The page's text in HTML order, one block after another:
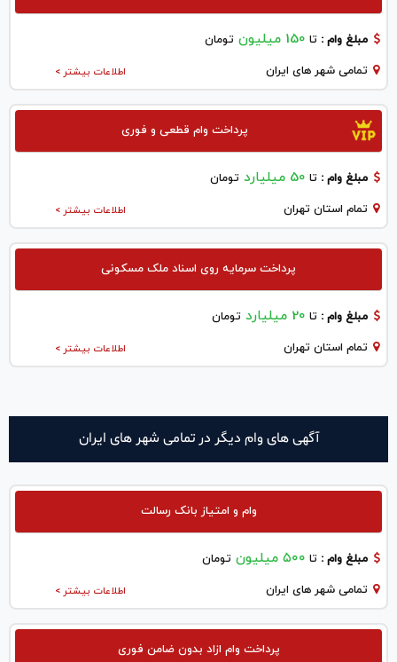
مبلغ وام : تا 150 میلیون تومان
اطلاعات بیشتر > تمامی شهر های ایران
پرداخت وام قطعی و فوری
مبلغ وام : تا 50 میلیارد تومان
اطلاعات بیشتر > تمام استان تهران
پرداخت سرمایه روی اسناد ملک مسکونی
مبلغ وام : تا 20 میلیارد تومان
اطلاعات بیشتر > تمام استان تهران
آگهی های وام دیگر در تمامی شهر های ایران
وام و امتیاز بانک رسالت
مبلغ وام : تا ۵۰۰ میلیون تومان
اطلاعات بیشتر > تمامی شهر های ایران
پرداخت وام ازاد بدون ضامن فوری